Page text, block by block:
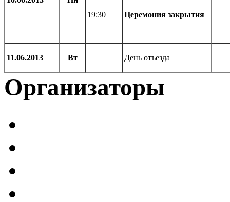
19:30
Церемония закрытия
11.06.2013 Вт День отъезда
Организаторы